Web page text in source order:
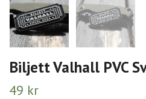
Biljett Valhall PVC
49 kr